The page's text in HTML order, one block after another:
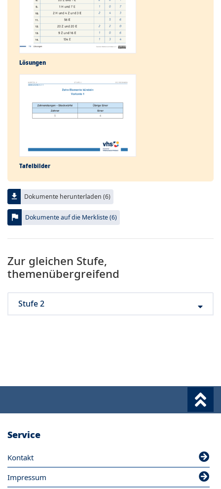
Lösungen
Tafelbilder
file_download Dokumente herunterladen (6)
flag Dokumente auf die Merkliste (6)
Zur gleichen Stufe,
themenübergreifend
Stufe 2
Service
Kontakt
Impressum